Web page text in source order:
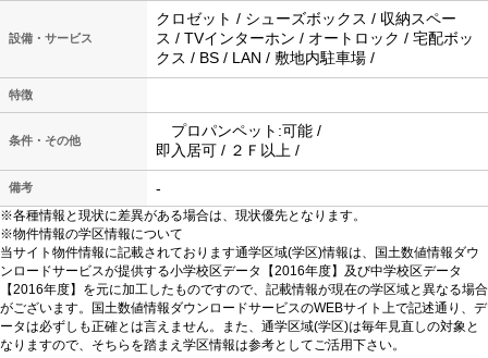
設備・サービス
クロゼット / シューズボックス / 収納スペー
ス / TVインターホン / オートロック / 宅配ボッ
クス / BS / LAN / 敷地内駐車場 /
特徴
条件・その他
プロパンペット:可能 /
即入居可 / ２Ｆ以上 /
備考 -
※各種情報と現状に差異がある場合は、現状優先となります。
※物件情報の学区情報について
当サイト物件情報に記載されております通学区域(学区)情報は、国土数値情報ダウ
ンロードサービスが提供する小学校区データ【2016年度】及び中学校区データ
【2016年度】を元に加工したものですので、記載情報が現在の学区域と異なる場合
がございます。国土数値情報ダウンロードサービスのWEBサイト上で記述通り、デ
ータは必ずしも正確とは言えません。また、通学区域(学区)は毎年見直しの対象と
なりますので、そちらを踏まえ学区情報は参考としてご活用下さい。